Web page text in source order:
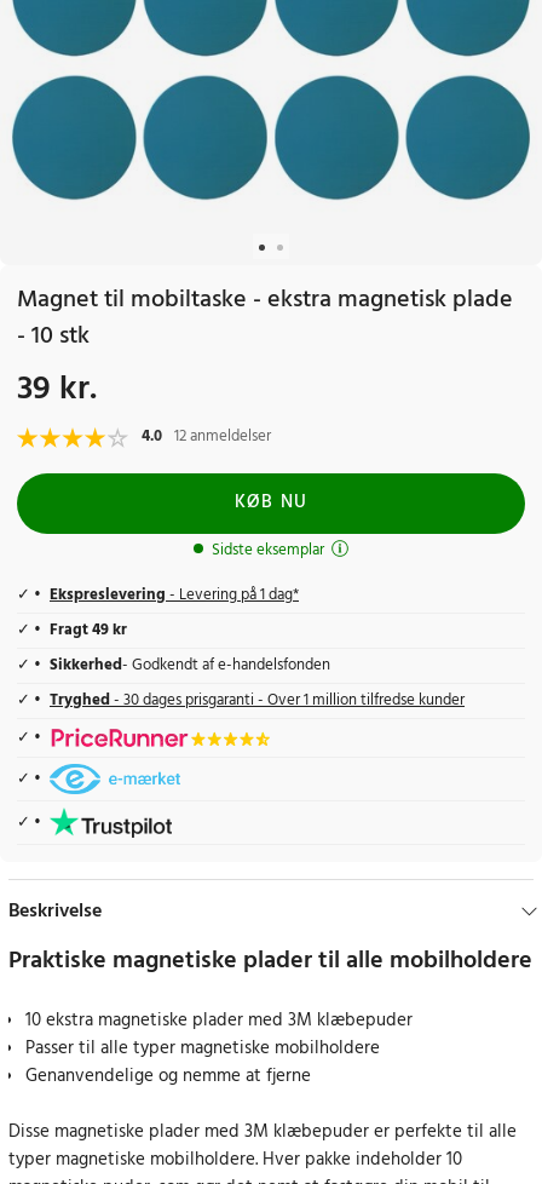
Magnet til mobiltaske - ekstra magnetisk plade
- 10 stk
Pris: 39 kr.
39 kr.
4.0 12 anmeldelser
KØB NU
Sidste eksemplar
Ekspreslevering- Levering på 1 dag*
Fragt 49 kr
Sikkerhed- Godkendt af e-handelsfonden
Tryghed- 30 dages prisgaranti - Over 1 million tilfredse kunder
Beskrivelse
Praktiske magnetiske plader til alle mobilholdere
10 ekstra magnetiske plader med 3M klæbepuder
Passer til alle typer magnetiske mobilholdere
Genanvendelige og nemme at fjerne
Disse magnetiske plader med 3M klæbepuder er perfekte til alle
typer magnetiske mobilholdere. Hver pakke indeholder 10